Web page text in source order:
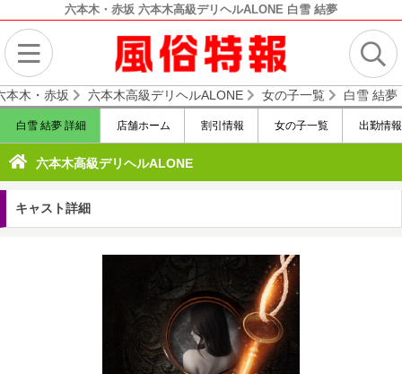
六本木・赤坂 六本木高級デリヘルALONE 白雪 結夢
本木・赤坂 六本木高級デリヘルALONE 女の子一覧 白雪 結夢
白雪 結夢 詳細 店舗ホーム 割引情報 女の子一覧 出勤情報
六本木高級デリヘルALONE
キャスト詳細